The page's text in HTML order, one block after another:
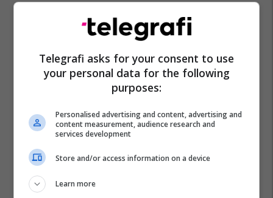
Telegrafi asks for your consent to use
your personal data for the following
purposes:
Personalised advertising and content, advertising and
content measurement, audience research and
services development
Store and/or access information on a device
Learn more